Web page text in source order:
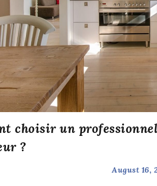
choisir un
?
August 16,